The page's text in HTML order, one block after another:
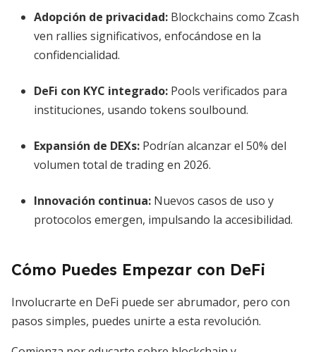
Adopción de privacidad: Blockchains como Zcash
ven rallies significativos, enfocándose en la
confidencialidad.
DeFi con KYC integrado: Pools verificados para
instituciones, usando tokens soulbound.
Expansión de DEXs: Podrían alcanzar el 50% del
volumen total de trading en 2026.
Innovación continua: Nuevos casos de uso y
protocolos emergen, impulsando la accesibilidad.
Cómo Puedes Empezar con DeFi
Involucrarte en DeFi puede ser abrumador, pero con
pasos simples, puedes unirte a esta revolución.